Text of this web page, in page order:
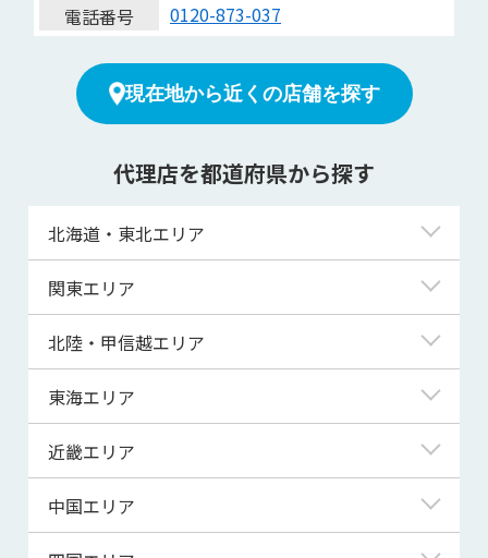
電話番号
0120-873-037
現在地から近くの店舗を探す
代理店を都道府県から探す
北海道・東北エリア
北海道
青森県
宮城県
秋田県
山形県
関東エリア
東京都
神奈川県
埼玉県
千葉県
茨城県
北陸・甲信越エリア
新潟県
富山県
福井県
東海エリア
岐阜県
静岡県
近畿エリア
滋賀県
京都府
中国エリア